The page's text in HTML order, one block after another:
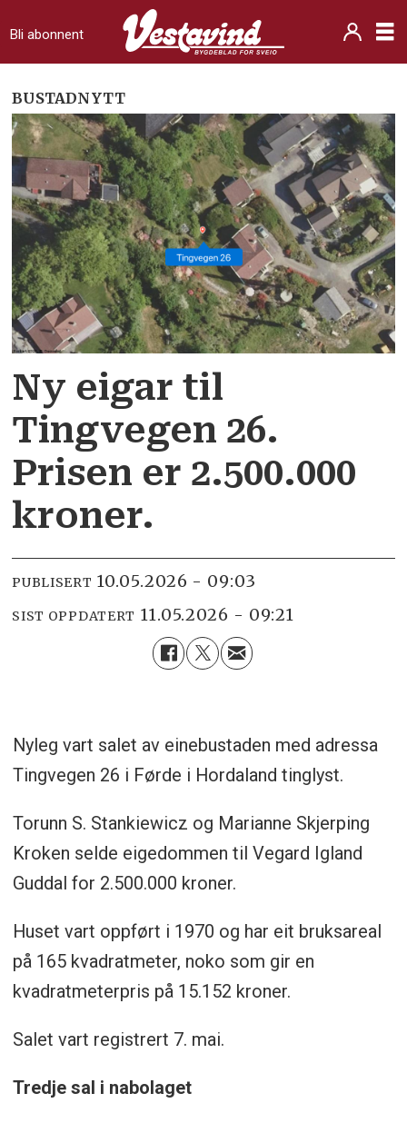
Bli abonnent
BUSTADNYTT
Ny eigar til
Tingvegen 26.
Prisen er 2.500.000
kroner.
PUBLISERT 10.05.2026 - 09:03
SIST OPPDATERT 11.05.2026 - 09:21
Nyleg vart salet av einebustaden med adressa
Tingvegen 26 i Førde i Hordaland tinglyst.
Torunn S. Stankiewicz og Marianne Skjerping
Kroken selde eigedommen til Vegard Igland
Guddal for 2.500.000 kroner.
Huset vart oppført i 1970 og har eit bruksareal
på 165 kvadratmeter, noko som gir en
kvadratmeterpris på 15.152 kroner.
Salet vart registrert 7. mai.
Tredje sal i nabolaget